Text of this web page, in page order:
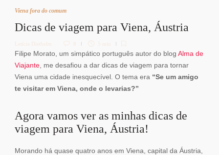
Viena fora do comum
Dicas de viagem para Viena, Áustria
Letícia Diethelm 8 5 min
Filipe Morato, um simpático português autor do blog Alma de
Viajante , me desafiou a dar dicas de viagem para tornar
Viena uma cidade inesquecível. O tema era “Se um amigo
te visitar em Viena, onde o levarias?”
Agora vamos ver as minhas dicas de
viagem para Viena, Áustria!
Morando há quase quatro anos em Viena, capital da Áustria,